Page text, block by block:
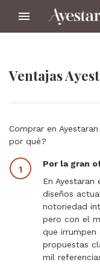

Ventajas
Comprar en
por qué?
Por la gran
En
diseños
notoriedad
pero con el
que
propuestas
mil